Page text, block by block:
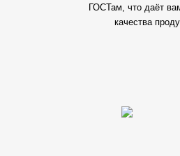
ГОСТам, что даёт
качества